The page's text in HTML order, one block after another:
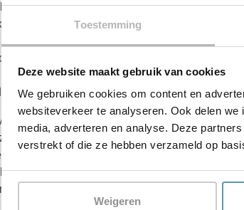
Toestemming
Deze website maakt gebruik van cookies
We gebruiken cookies om content en
websiteverkeer te analyseren. Ook delen
media, adverteren en analyse. Deze
verstrekt of die ze hebben verzameld op
Weigeren
gaat zo’n 20 à 25 jaar mee en komt
je allerlei soorten matrassen leggen. Dankzij
matrassen adviseren wij om een
snel in
in alle lengte en breedtematen, van
uit een vlakke schotelbodem of een
maar weet je niet hoe lang deze moet zijn?
uitvoering kent 2 varianten, met 2 of 4
met fantastisch comfort.